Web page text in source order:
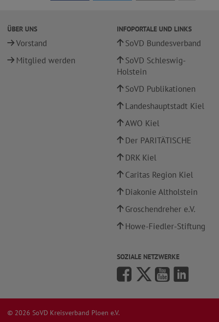
ÜBER UNS
Vorstand
Mitglied werden
INFOPORTALE UND LINKS
SoVD Bundesverband
SoVD Schleswig-
Holstein
SoVD Publikationen
Landeshauptstadt Kiel
AWO Kiel
Der PARITÄTISCHE
DRK Kiel
Caritas Region Kiel
Diakonie Altholstein
Groschendreher e.V.
Howe-Fiedler-Stiftung
SOZIALE NETZWERKE
© 2026 SoVD Kreisverband Ploen e.V.